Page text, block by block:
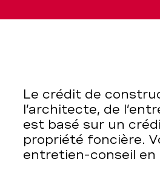
Le crédit de
l’architecte, de
est basé sur un
propriété foncière.
entretien-conseil en